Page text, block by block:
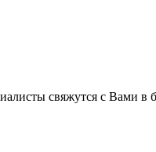
свяжутся с Вами в